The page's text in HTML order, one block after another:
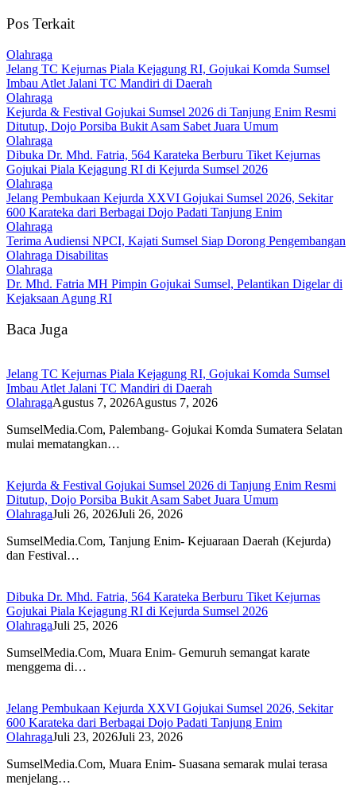
Pos Terkait
Olahraga
Jelang TC Kejurnas Piala Kejagung RI, Gojukai Komda Sumsel
Imbau Atlet Jalani TC Mandiri di Daerah
Olahraga
Kejurda & Festival Gojukai Sumsel 2026 di Tanjung Enim Resmi
Ditutup, Dojo Porsiba Bukit Asam Sabet Juara Umum
Olahraga
Dibuka Dr. Mhd. Fatria, 564 Karateka Berburu Tiket Kejurnas
Gojukai Piala Kejagung RI di Kejurda Sumsel 2026
Olahraga
Jelang Pembukaan Kejurda XXVI Gojukai Sumsel 2026, Sekitar
600 Karateka dari Berbagai Dojo Padati Tanjung Enim
Olahraga
Terima Audiensi NPCI, Kajati Sumsel Siap Dorong Pengembangan
Olahraga Disabilitas
Olahraga
Dr. Mhd. Fatria MH Pimpin Gojukai Sumsel, Pelantikan Digelar di
Kejaksaan Agung RI
Baca Juga
Jelang TC Kejurnas Piala Kejagung RI, Gojukai Komda Sumsel
Imbau Atlet Jalani TC Mandiri di Daerah
OlahragaAgustus 7, 2026Agustus 7, 2026
SumselMedia.Com, Palembang- Gojukai Komda Sumatera Selatan
mulai mematangkan…
Kejurda & Festival Gojukai Sumsel 2026 di Tanjung Enim Resmi
Ditutup, Dojo Porsiba Bukit Asam Sabet Juara Umum
OlahragaJuli 26, 2026Juli 26, 2026
SumselMedia.Com, Tanjung Enim- Kejuaraan Daerah (Kejurda)
dan Festival…
Dibuka Dr. Mhd. Fatria, 564 Karateka Berburu Tiket Kejurnas
Gojukai Piala Kejagung RI di Kejurda Sumsel 2026
OlahragaJuli 25, 2026
SumselMedia.Com, Muara Enim- Gemuruh semangat karate
menggema di…
Jelang Pembukaan Kejurda XXVI Gojukai Sumsel 2026, Sekitar
600 Karateka dari Berbagai Dojo Padati Tanjung Enim
OlahragaJuli 23, 2026Juli 23, 2026
SumselMedia.Com, Muara Enim- Suasana semarak mulai terasa
menjelang…